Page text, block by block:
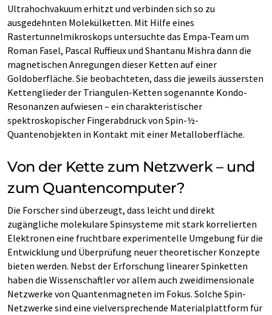
Ultrahochvakuum erhitzt und verbinden sich so zu
ausgedehnten Molekülketten. Mit Hilfe eines
Rastertunnelmikroskops untersuchte das Empa-Team um
Roman Fasel, Pascal Ruffieux und Shantanu Mishra dann die
magnetischen Anregungen dieser Ketten auf einer
Goldoberfläche. Sie beobachteten, dass die jeweils äussersten
Kettenglieder der Triangulen-Ketten sogenannte Kondo-
Resonanzen aufwiesen – ein charakteristischer
spektroskopischer Fingerabdruck von Spin-½-
Quantenobjekten in Kontakt mit einer Metalloberfläche.
Von der Kette zum Netzwerk – und
zum Quantencomputer?
Die Forscher sind überzeugt, dass leicht und direkt
zugängliche molekulare Spinsysteme mit stark korrelierten
Elektronen eine fruchtbare experimentelle Umgebung für die
Entwicklung und Überprüfung neuer theoretischer Konzepte
bieten werden. Nebst der Erforschung linearer Spinketten
haben die Wissenschaftler vor allem auch zweidimensionale
Netzwerke von Quantenmagneten im Fokus. Solche Spin-
Netzwerke sind eine vielversprechende Materialplattform für